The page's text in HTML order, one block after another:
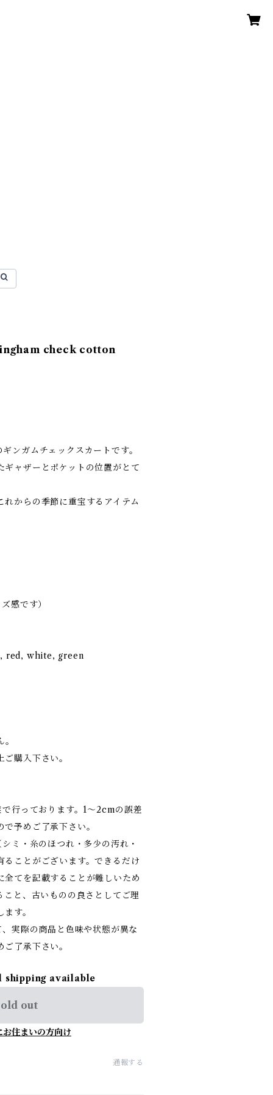
check cotton
ンガムチェックスカートです。
ャザーとポケットの位置がとて
からの季節に重宝するアイテム
感です）
red, white, green
購入下さい。
行っております。1～2cmの誤差
予めご了承下さい。
ミ・糸のほつれ・多少の汚れ・
ことがございます。できるだけ
てを記載することが難しいため
と、古いものの良さとしてご理
す。
実際の商品と色味や状態が異な
了承下さい。
available
out
お住まいの方向け
通報する